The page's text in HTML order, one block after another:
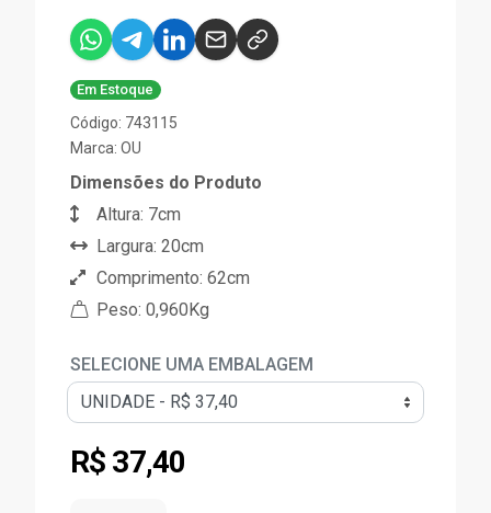
Em Estoque
Código: 743115
Marca: OU
Dimensões do Produto
Altura: 7cm
Largura: 20cm
Comprimento: 62cm
Peso: 0,960Kg
SELECIONE UMA EMBALAGEM
R$ 37,40